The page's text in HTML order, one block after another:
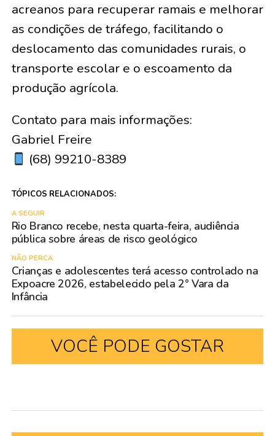
acreanos para recuperar ramais e melhorar
as condições de tráfego, facilitando o
deslocamento das comunidades rurais, o
transporte escolar e o escoamento da
produção agrícola.
Contato para mais informações:
Gabriel Freire
(68) 99210-8389
TÓPICOS RELACIONADOS:
A SEGUIR
Rio Branco recebe, nesta quarta-feira, audiência
pública sobre áreas de risco geológico
NÃO PERCA
Crianças e adolescentes terá acesso controlado na
Expoacre 2026, estabelecido pela 2° Vara da
Infância
VOCÊ PODE GOSTAR